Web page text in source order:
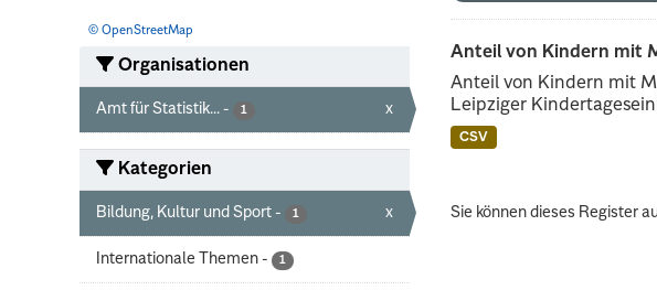
© OpenStreetMap
Organisationen
Amt für Statistik... - 1 x
Kategorien
Bildung, Kultur und Sport - 1 x
Internationale Themen - 1
Anteil von Kindern mit
Anteil von Kindern mit
Leipziger
CSV
Sie können dieses Register